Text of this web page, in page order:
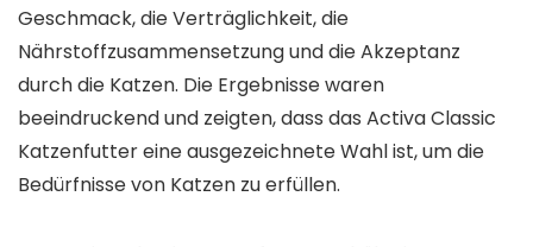
Geschmack, die Verträglichkeit, die
Nährstoffzusammensetzung und die Akzeptanz
durch die Katzen. Die Ergebnisse waren
beeindruckend und zeigten, dass das Activa Classic
Katzenfutter eine ausgezeichnete Wahl ist, um die
Bedürfnisse von Katzen zu erfüllen.